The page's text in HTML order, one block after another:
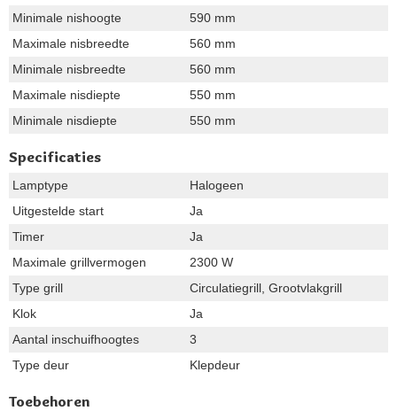
Minimale nishoogte
590 mm
Maximale nisbreedte
560 mm
Minimale nisbreedte
560 mm
Maximale nisdiepte
550 mm
Minimale nisdiepte
550 mm
Specificaties
Lamptype
Halogeen
Uitgestelde start
Ja
Timer
Ja
Maximale grillvermogen
2300 W
Type grill
Circulatiegrill, Grootvlakgrill
Klok
Ja
Aantal inschuifhoogtes
3
Type deur
Klepdeur
Toebehoren